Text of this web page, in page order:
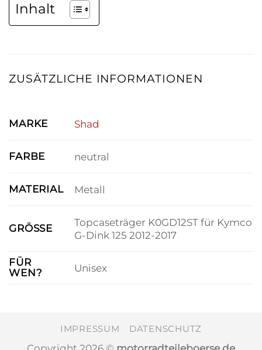
Inhalt
ZUSÄTZLICHE INFORMATIONEN
MARKE Shad
FARBE neutral
MATERIAL Metall
GRÖSSE
Topcaseträger K0GD12ST für Kymco
G-Dink 125 2012-2017
FÜR
WEN?
Unisex
IMPRESSUM DATENSCHUTZ